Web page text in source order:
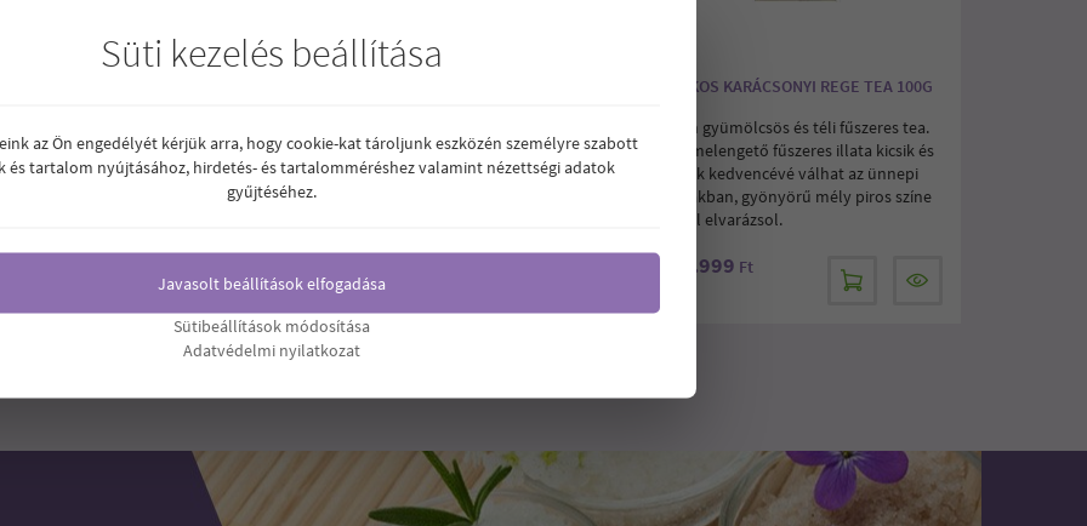
VAJÁKOS KARÁCSONYI REGE TEA 100G
Igazán gyümölcsös és téli fűszeres tea.
Lélekmelengető fűszeres illata kicsik és
nagyok kedvencévé válhat az ünnepi
időszakban, gyönyörű mély piros színe
egyből elvarázsol.
1.999 Ft
Süti kezelés beállítása
az Ön engedélyét kérjük arra, hogy cookie-kat tároljunk eszközén személyre szabott
és tartalom nyújtásához, hirdetés- és tartalomméréshez valamint nézettségi adatok
gyűjtéséhez.
Javasolt beállítások elfogadása
Sütibeállítások módosítása
Adatvédelmi nyilatkozat